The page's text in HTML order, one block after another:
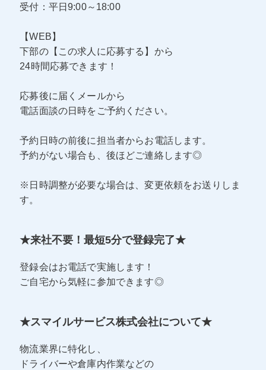
受付：平日9:00～18:00
【WEB】
下部の【この求人に応募する】から
24時間応募できます！
応募後に届くメールから
電話面談の日時をご予約ください。
予約日時の前後に担当者からお電話します。
予約がない場合も、後ほどご連絡します◎
※日時調整が必要な場合は、変更依頼をお送りしま
す。
★来社不要！最短5分で登録完了★
登録会はお電話で実施します！
ご自宅から気軽に参加できます◎
★スマイルサービス株式会社について★
物流業界に特化し、
ドライバーや倉庫内作業などの